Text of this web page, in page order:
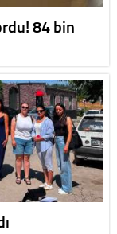
84 bin